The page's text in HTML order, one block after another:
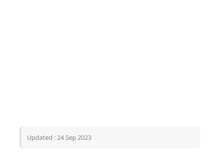
Updated : 24 Sep 2023